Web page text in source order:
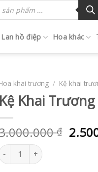
Lan hồ điệp Hoa khác
khai trương / Kệ khai
Kệ Khai
₫
Khai Trương | HCVKKT04